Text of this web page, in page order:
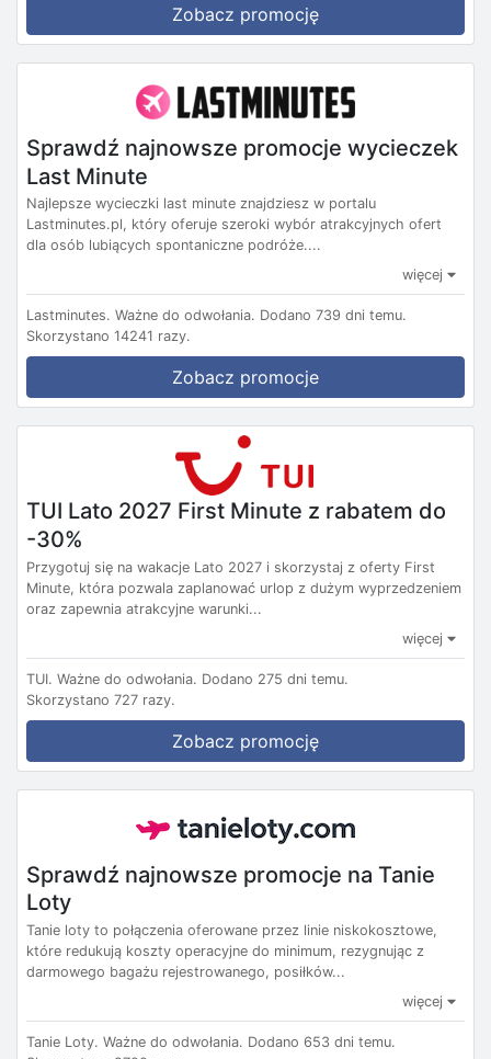
Zobacz promocję
Sprawdź najnowsze promocje wycieczek
Last Minute
Najlepsze wycieczki last minute znajdziesz w portalu
Lastminutes.pl, który oferuje szeroki wybór atrakcyjnych ofert
dla osób lubiących spontaniczne podróże....
więcej
Lastminutes. Ważne do odwołania. Dodano 739 dni temu.
Skorzystano 14241 razy.
Zobacz promocje
TUI Lato 2027 First Minute z rabatem do
-30%
Przygotuj się na wakacje Lato 2027 i skorzystaj z oferty First
Minute, która pozwala zaplanować urlop z dużym wyprzedzeniem
oraz zapewnia atrakcyjne warunki...
więcej
TUI. Ważne do odwołania. Dodano 275 dni temu.
Skorzystano 727 razy.
Zobacz promocję
Sprawdź najnowsze promocje na Tanie
Loty
Tanie loty to połączenia oferowane przez linie niskokosztowe,
które redukują koszty operacyjne do minimum, rezygnując z
darmowego bagażu rejestrowanego, posiłków...
więcej
Tanie Loty. Ważne do odwołania. Dodano 653 dni temu.